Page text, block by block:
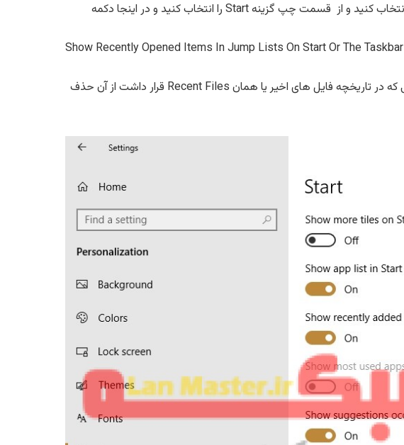
Show Recently Opened Items In Jump Lists On Start Or The Taskbar
را یکبار از حالت On به Off ببرید و دوباره آنرا روی On قرار دهید با این کار تمام فایلهایی که در تاریخچه فایل های اخیر یا همان Recent Files قرار داشت از آن حذف